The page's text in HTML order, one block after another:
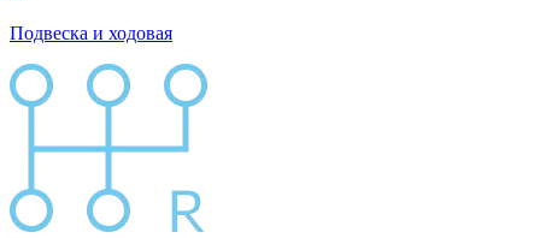
Подвеска и ходовая